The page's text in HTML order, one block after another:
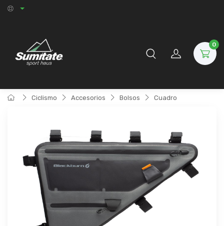
0
Ciclismo Accesorios Bolsos Cuadro